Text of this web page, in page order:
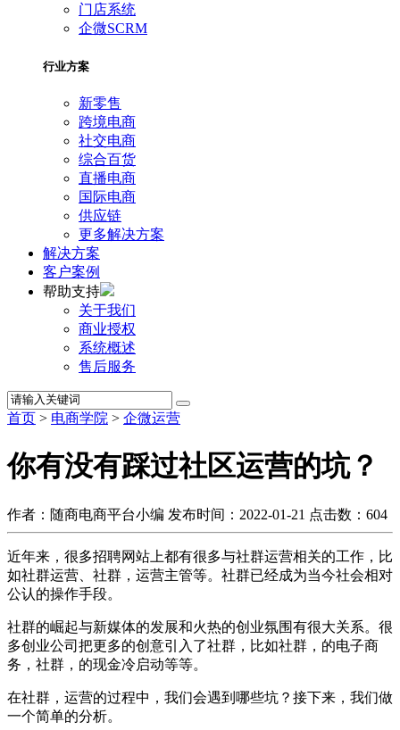
门店系统
企微SCRM
行业方案
新零售
跨境电商
社交电商
综合百货
直播电商
国际电商
供应链
更多解决方案
解决方案
客户案例
帮助支持
关于我们
商业授权
系统概述
售后服务
首页 > 电商学院 > 企微运营
你有没有踩过社区运营的坑？
作者：随商电商平台小编 发布时间：2022-01-21 点击数： 604
近年来，很多招聘网站上都有很多与社群运营相关的工作，比
如社群运营、社群，运营主管等。社群已经成为当今社会相对
公认的操作手段。
社群的崛起与新媒体的发展和火热的创业氛围有很大关系。很
多创业公司把更多的创意引入了社群，比如社群，的电子商
务，社群，的现金冷启动等等。
在社群，运营的过程中，我们会遇到哪些坑？接下来，我们做
一个简单的分析。